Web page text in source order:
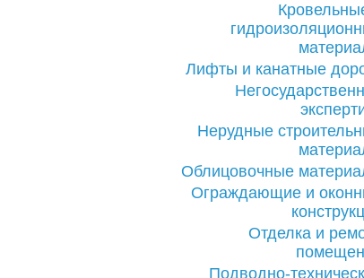
Лифты и канатные
Нерудные
Облицовочные
Ограждающие и
Отделка и
Подводно-